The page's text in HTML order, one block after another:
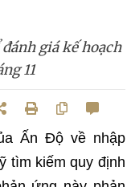
giá kế hoạch
11
Ấn Độ về nhập
tìm kiếm quy định